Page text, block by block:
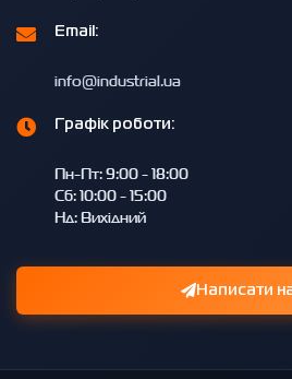
Email:
info@industrial.ua
Графік роботи:
Пн-Пт: 9:00 - 18:00
Сб: 10:00 - 15:00
Нд: Вихідний
Написати